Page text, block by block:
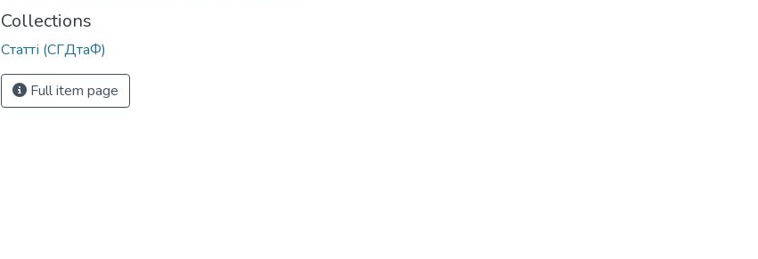
Collections
Статті (СГДтаФ)
Full item page